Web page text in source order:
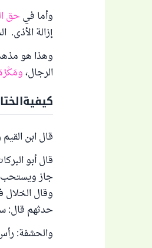
وأما في حق
إزالة الأذى. الشرح
الرجال،
قال ابن
قال أبو
جاز ويستحب
وقال
حدثهم قال:
والحشفة: رأس